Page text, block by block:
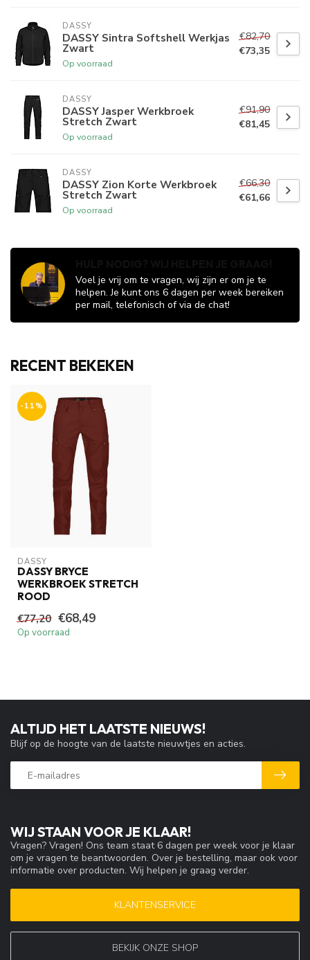
DASSY
DASSY Sintra Softshell Werkjas
Zwart
Op voorraad
€82,70
€73,35
DASSY
DASSY Jasper Werkbroek
Stretch Zwart
Op voorraad
€91,90
€81,45
DASSY
DASSY Zion Korte Werkbroek
Stretch Zwart
Op voorraad
€66,30
€61,66
Voel je vrij om te vragen, wij zijn er om je te
helpen. Je kunt ons 6 dagen per week bereiken
per mail, telefonisch of via de chat!
RECENT BEKEKEN
-11%
DASSY
DASSY BRYCE
WERKBROEK STRETCH
ROOD
€77,20 €68,49
Op voorraad
WIJ STAAN VOOR JE KLAAR!
Vragen? Vragen! Ons team staat 6 dagen per week voor je klaar
om je vragen te beantwoorden. Over je bestelling, maar ook voor
informatie over producten. Wij helpen je graag verder.
KLANTENSERVICE
BEKIJK ONZE SHOP
ALTIJD HET LAATSTE NIEUWS!
Blijf op de hoogte van de laatste nieuwtjes en acties.